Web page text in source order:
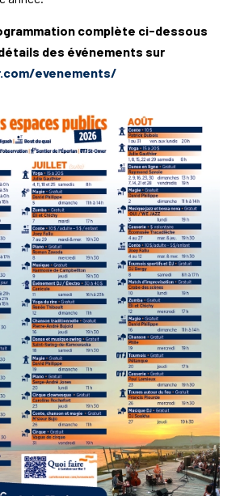
complète ci-dessous
des événements sur
evenements/